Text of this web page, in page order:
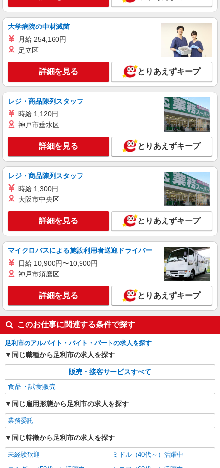
大学病院の中材滅菌
月給 254,160円
足立区
詳細を見る とりあえずキープ
レジ・商品陳列スタッフ
時給 1,120円
神戸市垂水区
詳細を見る とりあえずキープ
レジ・商品陳列スタッフ
時給 1,300円
大阪市中央区
詳細を見る とりあえずキープ
マイクロバスによる施設利用者送迎ドライバー
日給 10,900円〜10,900円
神戸市須磨区
詳細を見る とりあえずキープ
このお仕事に関連する条件で探す
足利市のアルバイト・バイト・パートの求人を探す
同じ職種から足利市の求人を探す
販売・接客サービスすべて
食品・試食販売
同じ雇用形態から足利市の求人を探す
業務委託
同じ特徴から足利市の求人を探す
未経験歓迎
ミドル（40代～）活躍中